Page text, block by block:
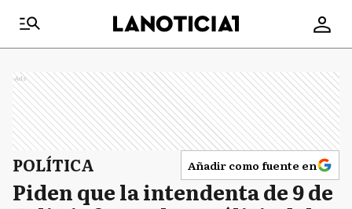
Ads
POLÍTICA Añadir como fuente en
Piden que la intendenta de 9 de